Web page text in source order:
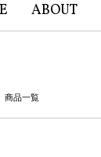
ABOUT
商品一覧